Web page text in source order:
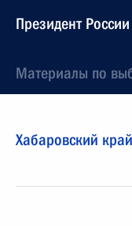
Президент России
Материалы по
Хабаровский